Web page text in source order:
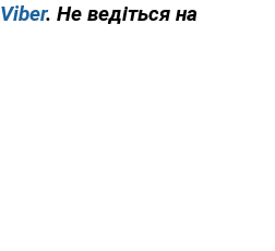
Viber. Не ведіться на